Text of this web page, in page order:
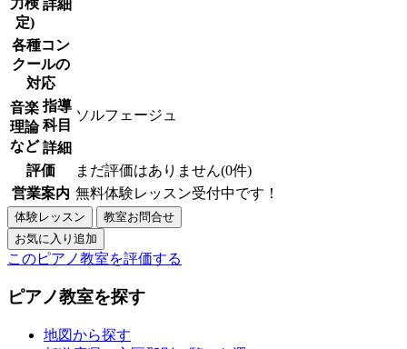
定)
詳細
各種コン
クールの
対応
音楽
理論
など
指導
科目
ソルフェージュ
詳細
評価
まだ評価はありません(0件)
営業案内 無料体験レッスン受付中です！
このピアノ教室を評価する
ピアノ教室を探す
地図から探す